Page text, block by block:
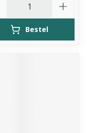
Bestel